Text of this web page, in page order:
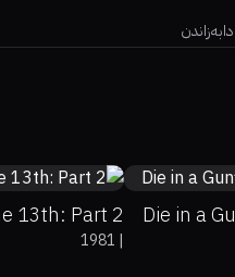
Die in a
13th: Part 2
|
1981